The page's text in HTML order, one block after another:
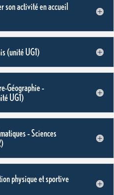
son activité en accueil
(unité UG1)
Géographie –
UG1)
– Sciences
physique et sportive